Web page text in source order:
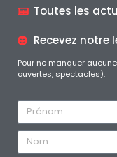
Toutes les
Recevez notre
Pour ne manquer
ouvertes, spectacles).